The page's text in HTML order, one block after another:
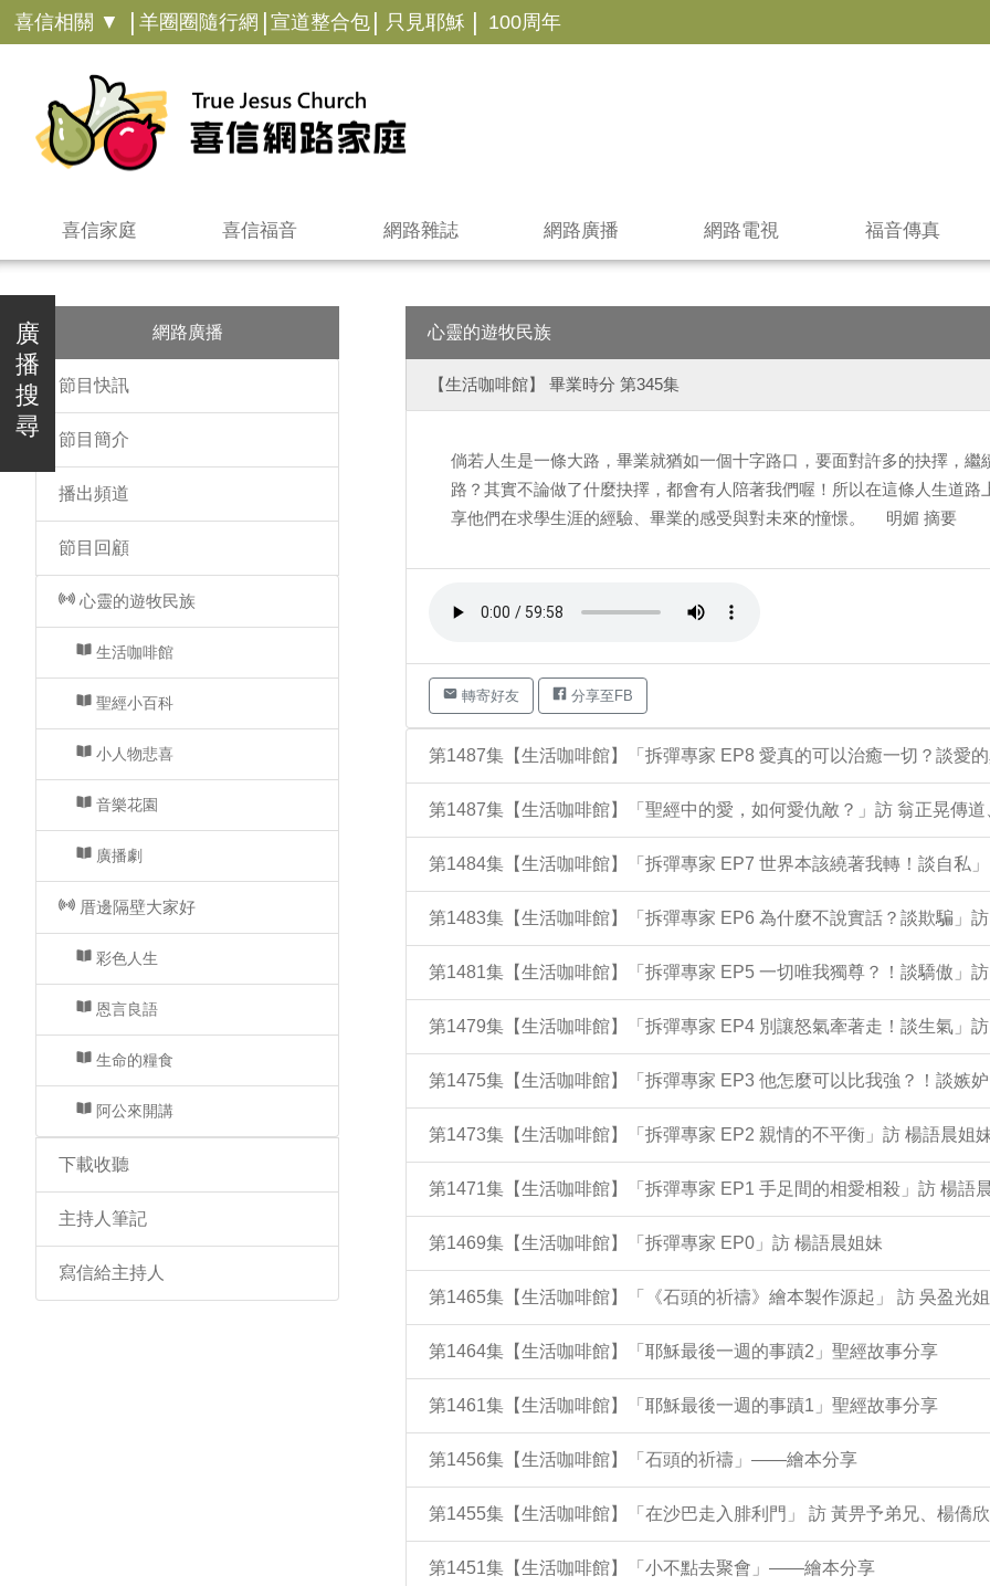
喜信相關 ▼ | 羊圈圈隨行網 | 宣道整合包 | 只見耶穌 | 100周年
喜信家庭 喜信福音 網路雜誌 網路廣播 網路電視 福音傳真
廣
播
搜
尋
網路廣播
節目快訊
節目簡介
播出頻道
節目回顧
心靈的遊牧民族
生活咖啡館
聖經小百科
小人物悲喜
音樂花園
廣播劇
厝邊隔壁大家好
彩色人生
恩言良語
生命的糧食
阿公來開講
下載收聽
主持人筆記
寫信給主持人
心靈的遊牧民族
【生活咖啡館】 畢業時分 第345集
倘若人生是一條大路，畢業就猶如一個十字路口，要面對許多的抉擇，
路？其實不論做了什麼抉擇，都會有人陪著我們喔！所以在這條人生道
享他們在求學生涯的經驗、畢業的感受與對未來的憧憬。 明媚 摘要
轉寄好友 分享至FB
第1487集【生活咖啡館】「拆彈專家 EP8 愛真的可以治癒一切？談愛
第1487集【生活咖啡館】「聖經中的愛，如何愛仇敵？」訪 翁正晃傳
第1484集【生活咖啡館】「拆彈專家 EP7 世界本該繞著我轉！談自私
第1483集【生活咖啡館】「拆彈專家 EP6 為什麼不說實話？談欺騙」
第1481集【生活咖啡館】「拆彈專家 EP5 一切唯我獨尊？！談驕傲」
第1479集【生活咖啡館】「拆彈專家 EP4 別讓怒氣牽著走！談生氣」
第1475集【生活咖啡館】「拆彈專家 EP3 他怎麼可以比我強？！談嫉
第1473集【生活咖啡館】「拆彈專家 EP2 親情的不平衡」訪 楊語晨姐
第1471集【生活咖啡館】「拆彈專家 EP1 手足間的相愛相殺」訪 楊語
第1469集【生活咖啡館】「拆彈專家 EP0」訪 楊語晨姐妹
第1465集【生活咖啡館】「《石頭的祈禱》繪本製作源起」 訪 吳盈光
第1464集【生活咖啡館】「耶穌最後一週的事蹟2」聖經故事分享
第1461集【生活咖啡館】「耶穌最後一週的事蹟1」聖經故事分享
第1456集【生活咖啡館】「石頭的祈禱」——繪本分享
第1455集【生活咖啡館】「在沙巴走入腓利門」 訪 黃畀予弟兄、楊僑
第1451集【生活咖啡館】「小不點去聚會」——繪本分享